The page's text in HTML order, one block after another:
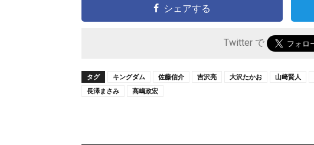
シェアする
Twitter で
タグ キングダム 佐藤信介 吉沢亮 大沢たかお 山﨑賢人
長澤まさみ
髙嶋政宏